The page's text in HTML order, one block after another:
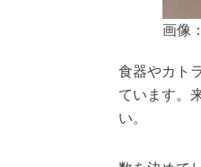
画像
食器やカト
ています。
い。